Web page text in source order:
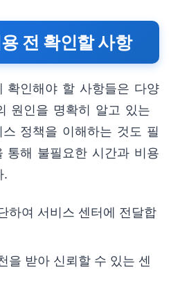
전 확인할 사항
확인해야 할 사항들은 다양
원인을 명확히 알고 있는
정책을 이해하는 것도 필
통해 불필요한 시간과 비용
.
하여 서비스 센터에 전달합
을 받아 신뢰할 수 있는 센